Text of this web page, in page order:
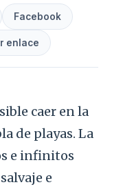
Facebook
enlace
caer en la
de playas. La
e infinitos
e